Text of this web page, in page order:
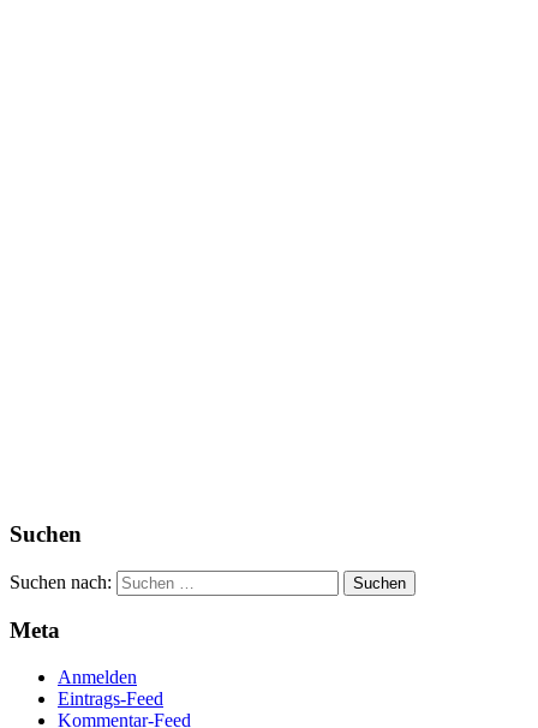
Suchen
Suchen nach:
Meta
Anmelden
Eintrags-Feed
Kommentar-Feed